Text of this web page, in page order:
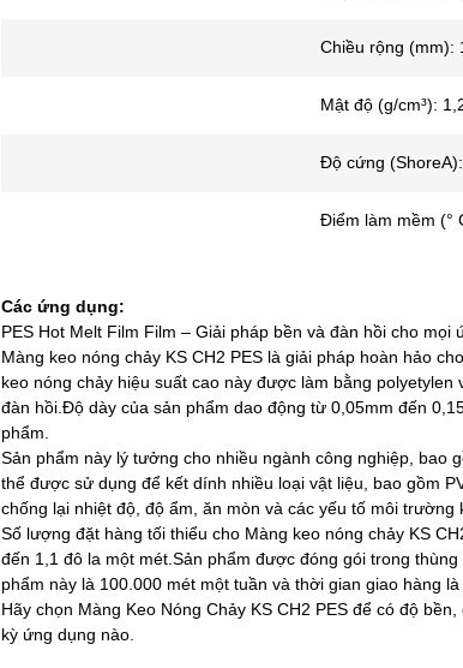
Chiều rộng (mm):
Mật độ (g/cm³):
Độ cứng
Điểm làm mềm (°
Các ứng dụng:
PES Hot Melt Film Film – Giải pháp bền và đàn hồi cho mọi
Màng keo nóng chảy KS CH2 PES là giải pháp hoàn hảo
keo nóng chảy hiệu suất cao này được làm bằng
đàn hồi.Độ dày của sản phẩm dao động từ 0,05mm đến
phẩm.
Sản phẩm này lý tưởng cho nhiều ngành công nghiệp, bao
thể được sử dụng để kết dính nhiều loại vật liệu, bao gồm
chống lại nhiệt độ, độ ẩm, ăn mòn và các yếu tố môi trường
Số lượng đặt hàng tối thiểu cho Màng keo nóng chảy KS
đến 1,1 đô la một mét.Sản phẩm được đóng gói trong
phẩm này là 100.000 mét một tuần và thời gian giao hàng là
Hãy chọn Màng Keo Nóng Chảy KS CH2 PES để có độ
kỳ ứng dụng nào.